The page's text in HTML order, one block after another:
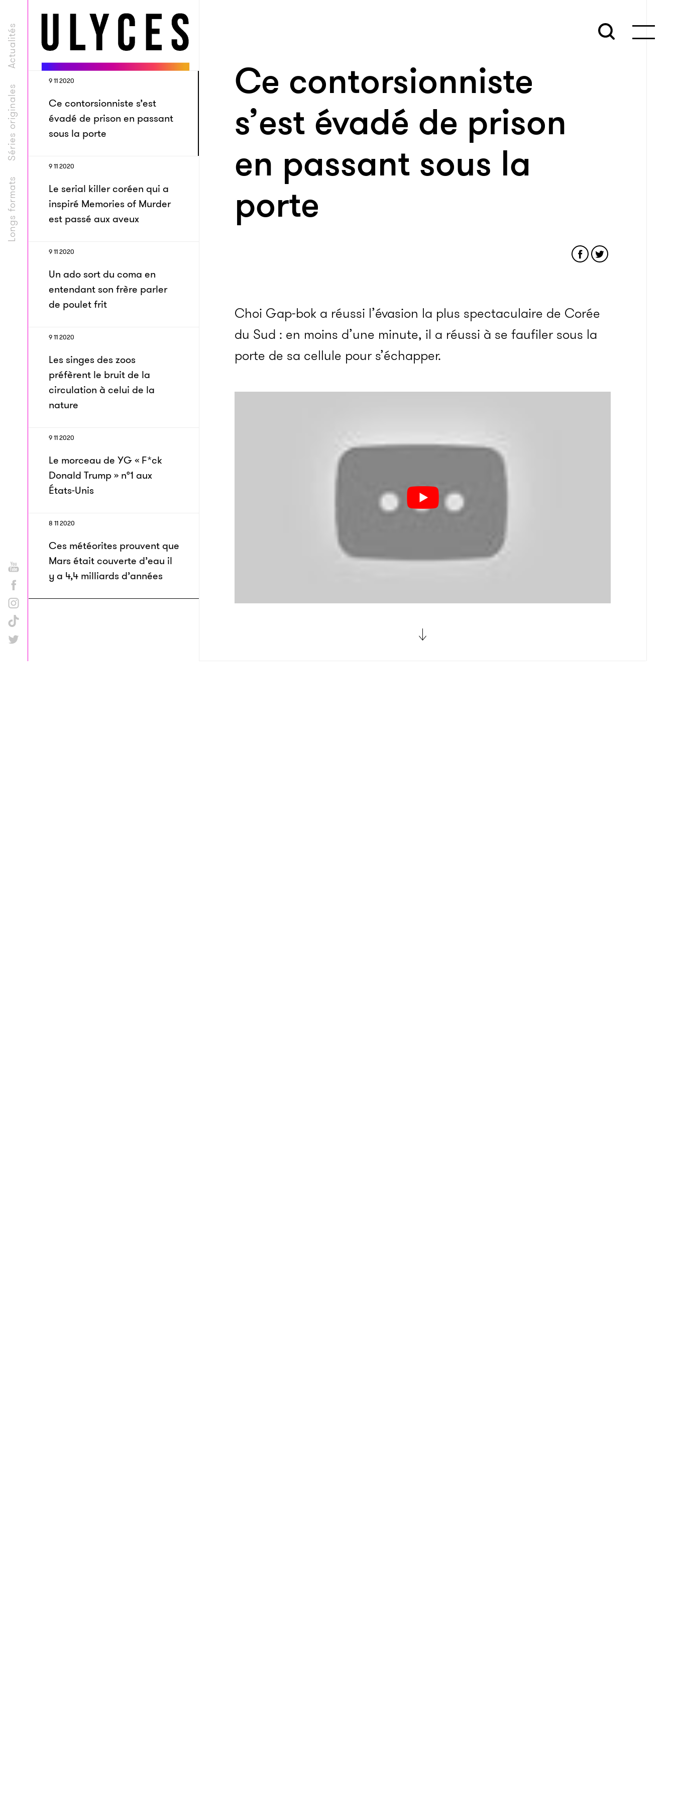
Longs formats
Séries originales
Actualités
9 11 2020
Ce contorsionniste s’est
évadé de prison en passant
sous la porte
9 11 2020
Le serial killer coréen qui a
inspiré Memories of Murder
est passé aux aveux
9 11 2020
Un ado sort du coma en
entendant son frère parler
de poulet frit
9 11 2020
Les singes des zoos
préfèrent le bruit de la
circulation à celui de la
nature
9 11 2020
Le morceau de YG « F*ck
Donald Trump » n°1 aux
États-Unis
8 11 2020
Ces météorites prouvent que
Mars était couverte d’eau il
y a 4,4 milliards d’années
Ce contorsionniste
s’est évadé de prison
en passant sous la
porte
Choi Gap-bok a réussi l’évasion la plus spectaculaire de Corée
du Sud : en moins d’une minute, il a réussi à se faufiler sous la
porte de sa cellule pour s’échapper.